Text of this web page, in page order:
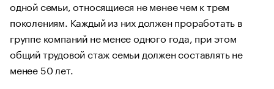
одной семьи, относящиеся не менее чем к трем
поколениям. Каждый из них должен проработать в
группе компаний не менее одного года, при этом
общий трудовой стаж семьи должен составлять не
менее 50 лет.